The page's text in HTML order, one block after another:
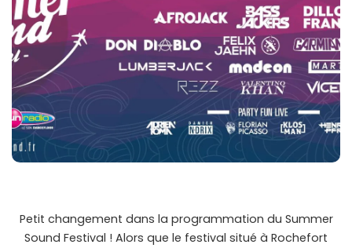
Petit changement dans la programmation du Summer
Sound Festival ! Alors que le festival situé à Rochefort